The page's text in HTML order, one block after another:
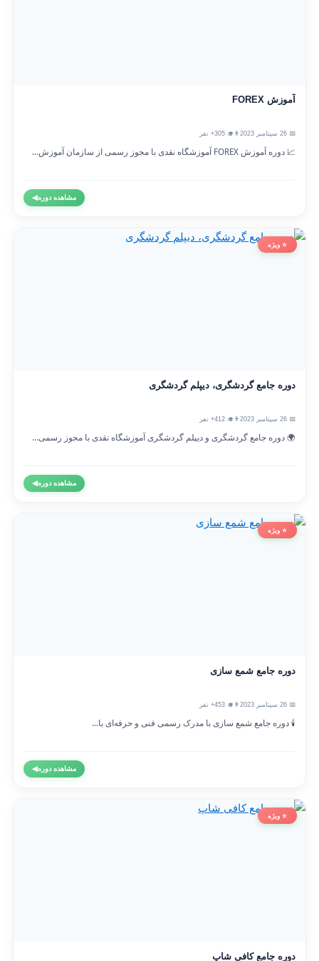
آموزش FOREX
👨‍🎓 305+ نفر
📈 دوره آموزش FOREX آموزشگاه نقدی با مجوز رسمی از سازمان آموزش...
مشاهده دوره◀
⭐ ویژه
دوره جامع گردشگری، دیپلم گردشگری
👨‍🎓 412+ نفر
🌍 دوره جامع گردشگری و دیپلم گردشگری آموزشگاه نقدی با مجوز رسمی...
مشاهده دوره◀
⭐ ویژه
دوره جامع شمع سازی
👨‍🎓 453+ نفر
🕯️ دوره جامع شمع سازی با مدرک رسمی فنی و حرفه‌ای با...
مشاهده دوره◀
⭐ ویژه
دوره جامع کافی شاپ